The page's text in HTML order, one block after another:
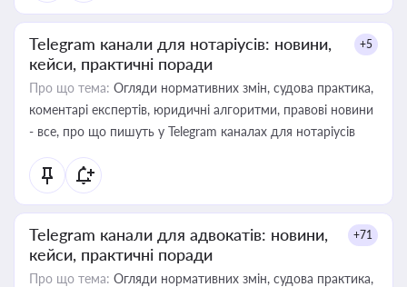
Telegram канали для нотаріусів: новини,
кейси, практичні поради
+5
Про що тема: Огляди нормативних змін, судова практика,
коментарі експертів, юридичні алгоритми, правові новини
- все, про що пишуть у Telegram каналах для нотаріусів
Telegram канали для адвокатів: новини,
кейси, практичні поради
+71
Про що тема: Огляди нормативних змін, судова практика,